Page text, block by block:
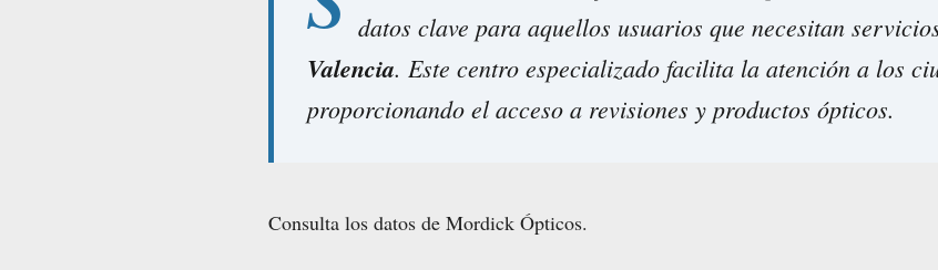
datos clave para aquellos usuarios que necesitan
Valencia. Este centro especializado facilita la atención a los
proporcionando el acceso a revisiones y productos ópticos.
Consulta los datos de Mordick Ópticos.